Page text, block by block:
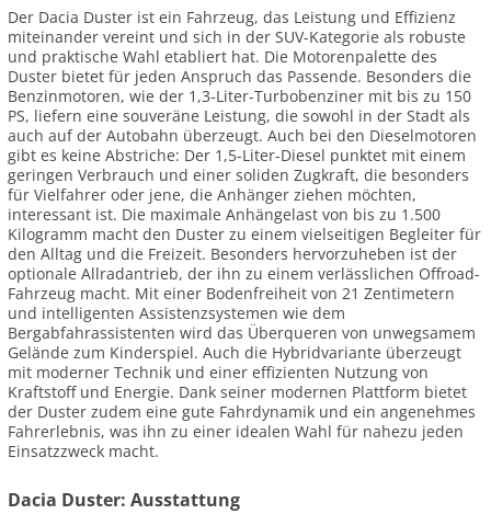
Der Dacia Duster ist ein Fahrzeug, das Leistung und Effizienz
miteinander vereint und sich in der SUV-Kategorie als robuste
und praktische Wahl etabliert hat. Die Motorenpalette des
Duster bietet für jeden Anspruch das Passende. Besonders die
Benzinmotoren, wie der 1,3-Liter-Turbobenziner mit bis zu 150
PS, liefern eine souveräne Leistung, die sowohl in der Stadt als
auch auf der Autobahn überzeugt. Auch bei den Dieselmotoren
gibt es keine Abstriche: Der 1,5-Liter-Diesel punktet mit einem
geringen Verbrauch und einer soliden Zugkraft, die besonders
für Vielfahrer oder jene, die Anhänger ziehen möchten,
interessant ist. Die maximale Anhängelast von bis zu 1.500
Kilogramm macht den Duster zu einem vielseitigen Begleiter für
den Alltag und die Freizeit. Besonders hervorzuheben ist der
optionale Allradantrieb, der ihn zu einem verlässlichen Offroad-
Fahrzeug macht. Mit einer Bodenfreiheit von 21 Zentimetern
und intelligenten Assistenzsystemen wie dem
Bergabfahrassistenten wird das Überqueren von unwegsamem
Gelände zum Kinderspiel. Auch die Hybridvariante überzeugt
mit moderner Technik und einer effizienten Nutzung von
Kraftstoff und Energie. Dank seiner modernen Plattform bietet
der Duster zudem eine gute Fahrdynamik und ein angenehmes
Fahrerlebnis, was ihn zu einer idealen Wahl für nahezu jeden
Einsatzzweck macht.
Dacia Duster: Ausstattung